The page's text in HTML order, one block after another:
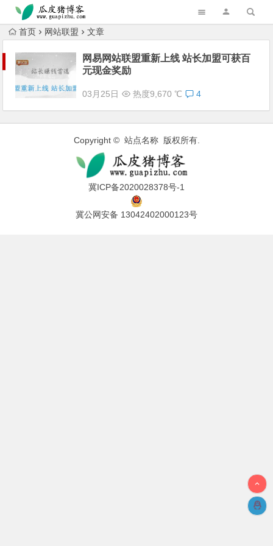
跳转到主内容
首页 网站联盟 文章
网易网站联盟重新上线 站长加盟可获百
元现金奖励
03月25日 热度9,670 ℃ 4
Copyright © 站点名称 版权所有.
冀ICP备2020028378号-1
冀公网安备 13042402000123号